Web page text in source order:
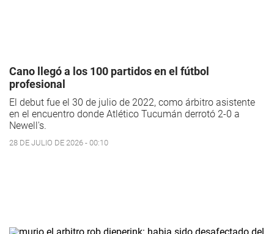
Cano llegó a los 100 partidos en el fútbol
profesional
El debut fue el 30 de julio de 2022, como árbitro asistente
en el encuentro donde Atlético Tucumán derrotó 2-0 a
Newell's.
28 DE JULIO DE 2026 - 00:10